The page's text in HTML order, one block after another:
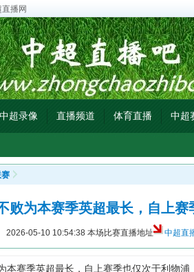
播网
中超录像 直播频道 体育直播 中超
败为本赛季英超最长，自上
2026-05-10 10:54:38 本场比赛直播地址 中超直
本赛季英超最长，自上赛季也仅次于利物浦